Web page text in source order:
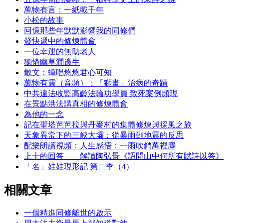
萬物有言：一紙載千年
小松的故事
回憶那些年默默影響我的同修們
發快遞中的修煉體會
一位幸運的無助老人
獨憐幽草澗邊生
散文：蟬唱悠悠君心可知
萬物有靈（音頻）：「獅畫」治病的奇蹟
中共違法收監高齡法輪功學員 致死案例頻現
在景點洪法講真相的修煉體會
為他的一念
記在聖塔芭芭拉與丹麥村的集體修煉與採風之旅
天象異常下的三峽大壩：從暴雨到地震的反思
配樂朗讀視頻：人生感悟：一雨吹銷萬裡塵
上士的回答——解讀陶弘景《詔問山中何所有賦詩以答》
「名」娃娃現形記 第二季（4）
相關文章
一個精進同修離世的啟示